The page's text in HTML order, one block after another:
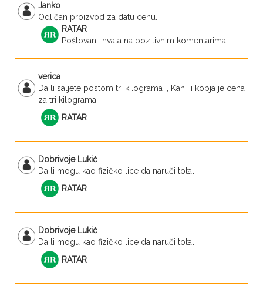
Janko
Odličan proizvod za datu cenu.
RATAR
Poštovani, hvala na pozitivnim komentarima.
verica
Da li saljete postom tri kilograma ,, Kan ,,i kopja je cena
za tri kilograma
RATAR
Dobrivoje Lukić
Da li mogu kao fizičko lice da naruči total
RATAR
Dobrivoje Lukić
Da li mogu kao fizičko lice da naruči total
RATAR